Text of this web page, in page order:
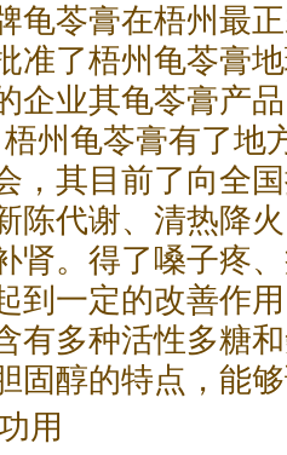
龟苓膏在梧州最
准了梧州龟苓膏
企业其龟苓膏产
州龟苓膏有了地
，其目前了向全
陈代谢、清热降
肾。得了嗓子疼
到一定的改善作
有多种活性多糖
固醇的特点，能
用